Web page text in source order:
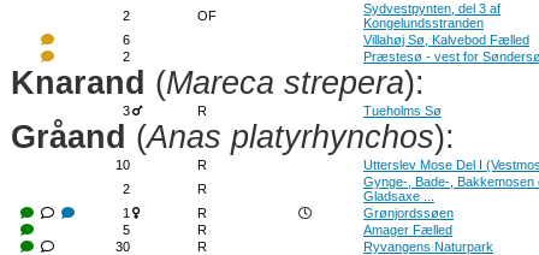
2 OF
Sydvestpynten, del 3 af
Kongelundsstranden
6
Villahøj Sø, Kalvebod Fælled
2
Præstesø - vest for
Knarand (Mareca strepera):
3 R Tueholms Sø
Gråand (Anas platyrhynchos):
10 R
Utterslev Mose Del I
2
R
Gynge-, Bade-, Bakkemosen
Gladsaxe ...
1
R
Grønjordssøen
5
R
Amager Fælled
30
R
Ryvangens Naturpark